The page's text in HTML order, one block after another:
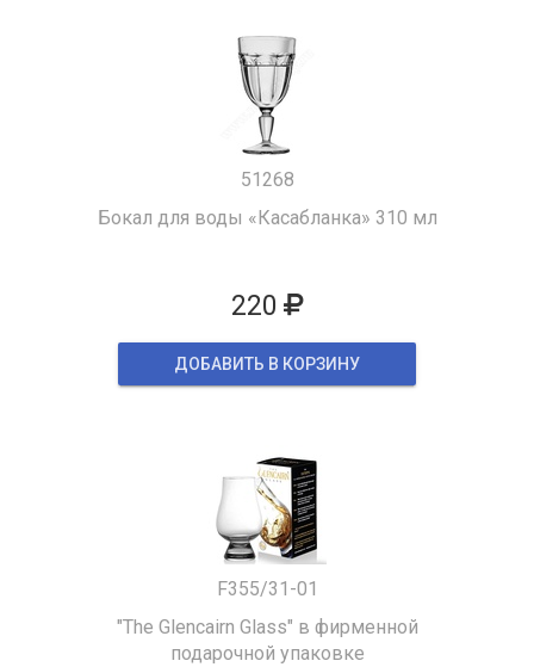
51268
Бокал для воды «Касабланка» 310 мл
220
ДОБАВИТЬ В КОРЗИНУ
F355/31-01
"The Glencairn Glass" в фирменной
подарочной упаковке